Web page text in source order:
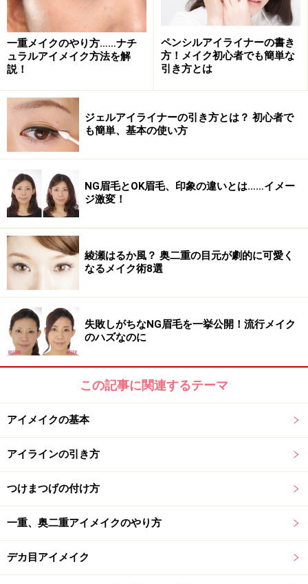
一重メイクのやり方……ナチ
ュラルアイメイク方法を解
説！
ペンシルアイライナーの書き
方！メイク初心者でも簡単な
引き方とは
ジェルアイライナーの引き方とは？ 初心者で
も簡単、基本の使い方
NG眉毛とOK眉毛、印象の違いとは……イメー
ジ激変！
綾瀬はるか風？ 奥二重の目元が劇的に可愛く
なるメイク術8選
失敗しがちなNG眉毛を一挙公開！流行メイク
のハズなのに
この記事に関連するテーマ
アイメイクの基本
アイラインの引き方
つけまつげの付け方
一重、奥二重アイメイクのやり方
デカ目アイメイク